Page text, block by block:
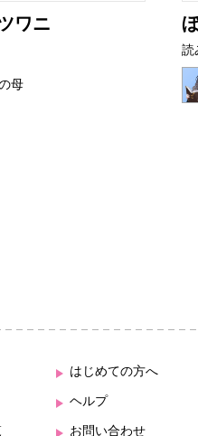
ワニ
母
読
はじめての方へ
ヘルプ
お問い合わせ